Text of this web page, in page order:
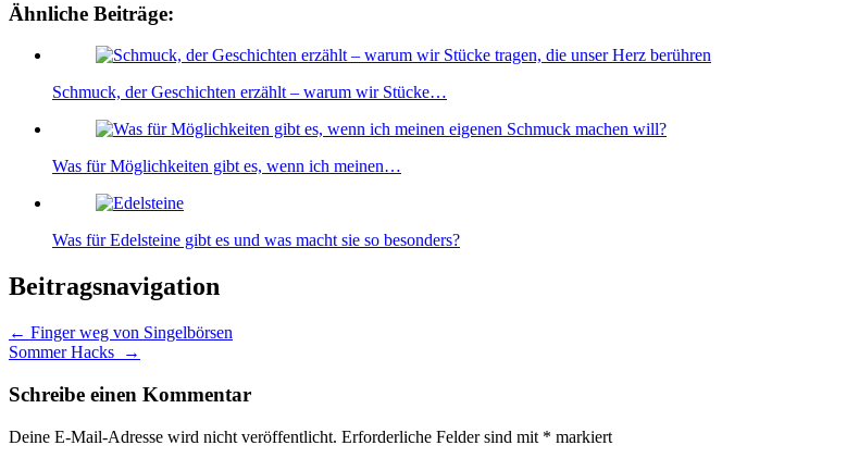
Ähnliche Beiträge:
Schmuck, der Geschichten erzählt – warum wir Stücke…
Was für Möglichkeiten gibt es, wenn ich meinen…
Was für Edelsteine gibt es und was macht sie so besonders?
Beitragsnavigation
← Finger weg von Singelbörsen
Sommer Hacks
→
Schreibe einen Kommentar
Deine E-Mail-Adresse wird nicht veröffentlicht. Erforderliche Felder sind mit * markiert